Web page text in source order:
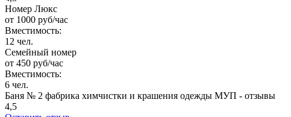
Номер Люкс
от 1000 руб/час
Вместимость:
12 чел.
Семейный номер
от 450 руб/час
Вместимость:
6 чел.
Баня № 2 фабрика химчистки и крашения одежды МУП - отзывы
4,5